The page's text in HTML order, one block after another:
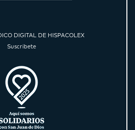
DIGITAL DE HISPACOLEX
Suscríbete